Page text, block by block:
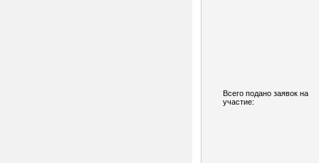
Всего подано заявок на
участие: